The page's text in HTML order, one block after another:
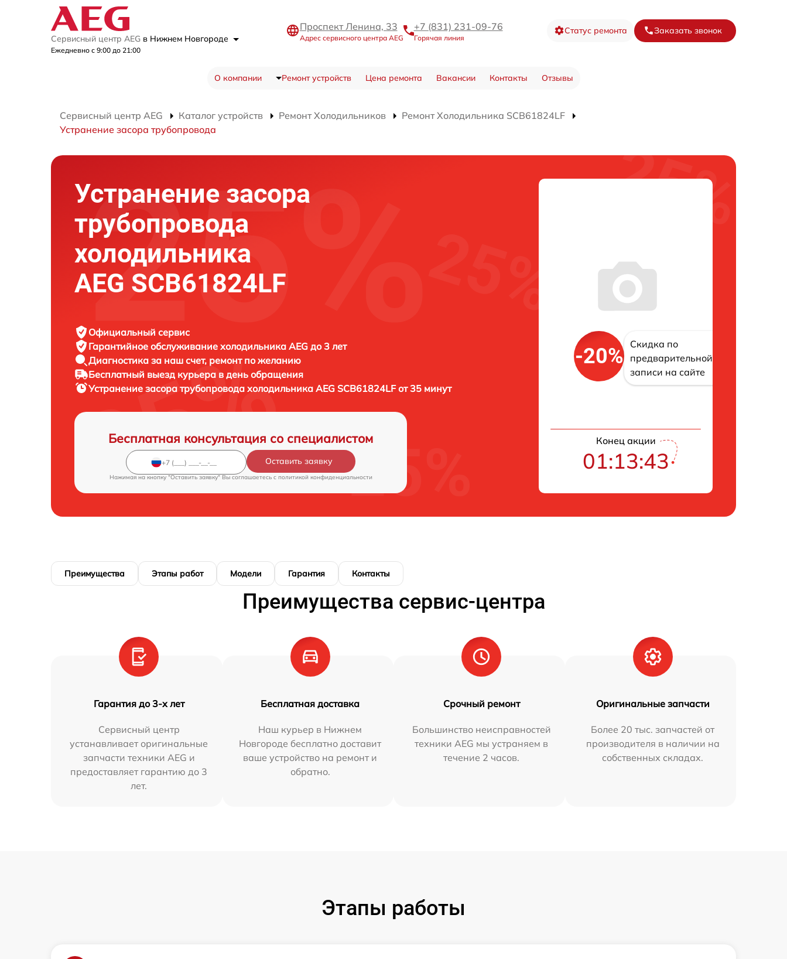
Сервисный центр AEG в Нижнем Новгороде
Ежедневно с 9:00 до 21:00
Проспект Ленина, 33
Адрес сервисного центра AEG
+7 (831) 231-09-76
Горячая линия
Статус ремонта Заказать звонок
О компании Ремонт устройств Цена ремонта Вакансии Контакты Отзывы
Сервисный центр AEG Каталог устройств Ремонт Холодильников
Ремонт Холодильника SCB61824LF
Устранение засора трубопровода
Устранение засора
трубопровода
холодильника
AEG SCB61824LF
Официальный сервис
Гарантийное обслуживание холодильника AEG до 3 лет
Диагностика за наш счет, ремонт по желанию
Бесплатный выезд курьера в день обращения
Устранение засора трубопровода холодильника AEG SCB61824LF от 35 минут
Бесплатная консультация со специалистом
Оставить заявку
Нажимая на кнопку "Оставить заявку" Вы соглашаетесь c политикой конфиденциальности
-20%
Скидка по
предварительной
записи на сайте
Конец акции
01:13:42
Преимущества Этапы работ Модели Гарантия Контакты
Преимущества сервис-центра
Гарантия до 3-х лет
Сервисный центр
устанавливает оригинальные
запчасти техники AEG и
предоставляет гарантию до 3
лет.
Бесплатная доставка
Наш курьер в Нижнем
Новгороде бесплатно доставит
ваше устройство на ремонт и
обратно.
Срочный ремонт
Большинство неисправностей
техники AEG мы устраняем в
течение 2 часов.
Оригинальные запчасти
Более 20 тыс. запчастей от
производителя в наличии на
собственных складах.
Этапы работы